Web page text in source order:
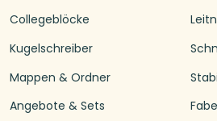
Collegeblöcke
Kugelschreiber
Mappen & Ordner
Angebote & Sets